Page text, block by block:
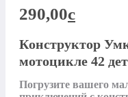
290,00c
Конструктор
мотоцикле 42
Погрузите вашего